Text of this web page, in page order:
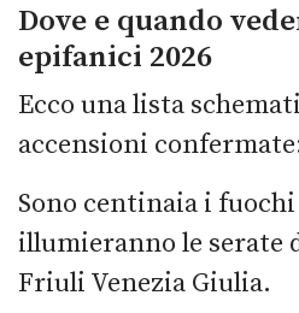
Dove e quando
epifanici 2026
Ecco una lista
accensioni
Sono centinaia i
illumieranno le serate
Friuli Venezia Giulia.